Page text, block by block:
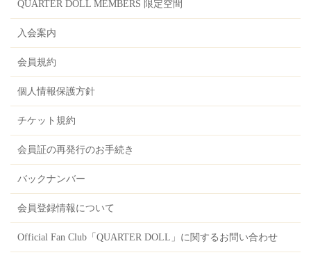
QUARTER DOLL MEMBERS 限定空間
入会案内
会員規約
個人情報保護方針
チケット規約
会員証の再発行のお手続き
バックナンバー
会員登録情報について
Official Fan Club「QUARTER DOLL」に関するお問い合わせ